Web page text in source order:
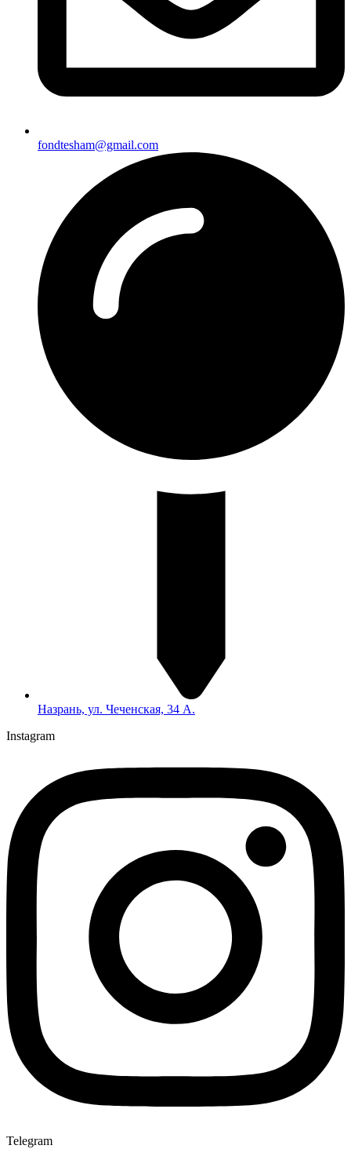
fondtesham@gmail.com
Назрань, ул. Чеченская, 34 А.
Instagram
Telegram